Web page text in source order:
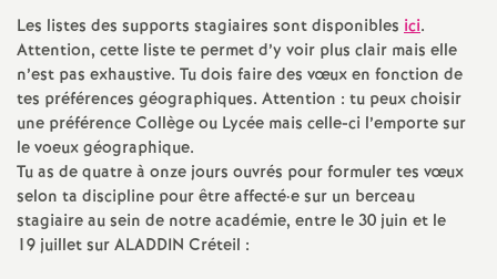
e
m
e
n
Les listes des supports stagiaires sont disponibles ici.
Attention, cette liste te permet d’y voir plus clair mais elle
n’est pas exhaustive. Tu dois faire des vœux en fonction de
tes préférences géographiques. Attention : tu peux choisir
une préférence Collège ou Lycée mais celle-ci l’emporte sur
le voeux géographique.
Tu as de quatre à onze jours ouvrés pour formuler tes vœux
selon ta discipline pour être affecté·e sur un berceau
stagiaire au sein de notre académie, entre le 30 juin et le
19 juillet surALADDIN Créteil :